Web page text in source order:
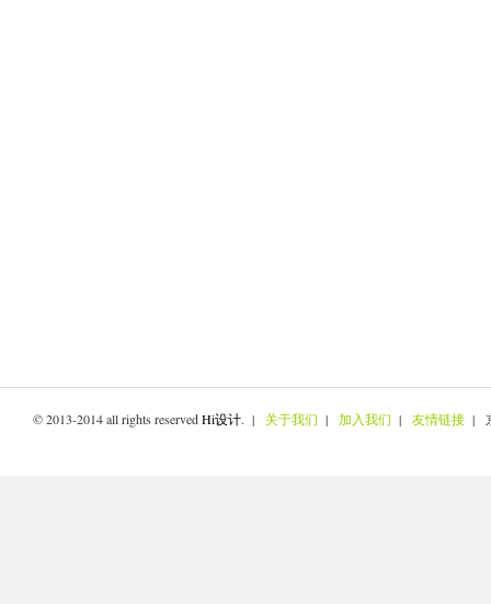
© 2013-2014 all rights reservedHi设计. | 关于我们 | 加入我们 | 友情链接 |